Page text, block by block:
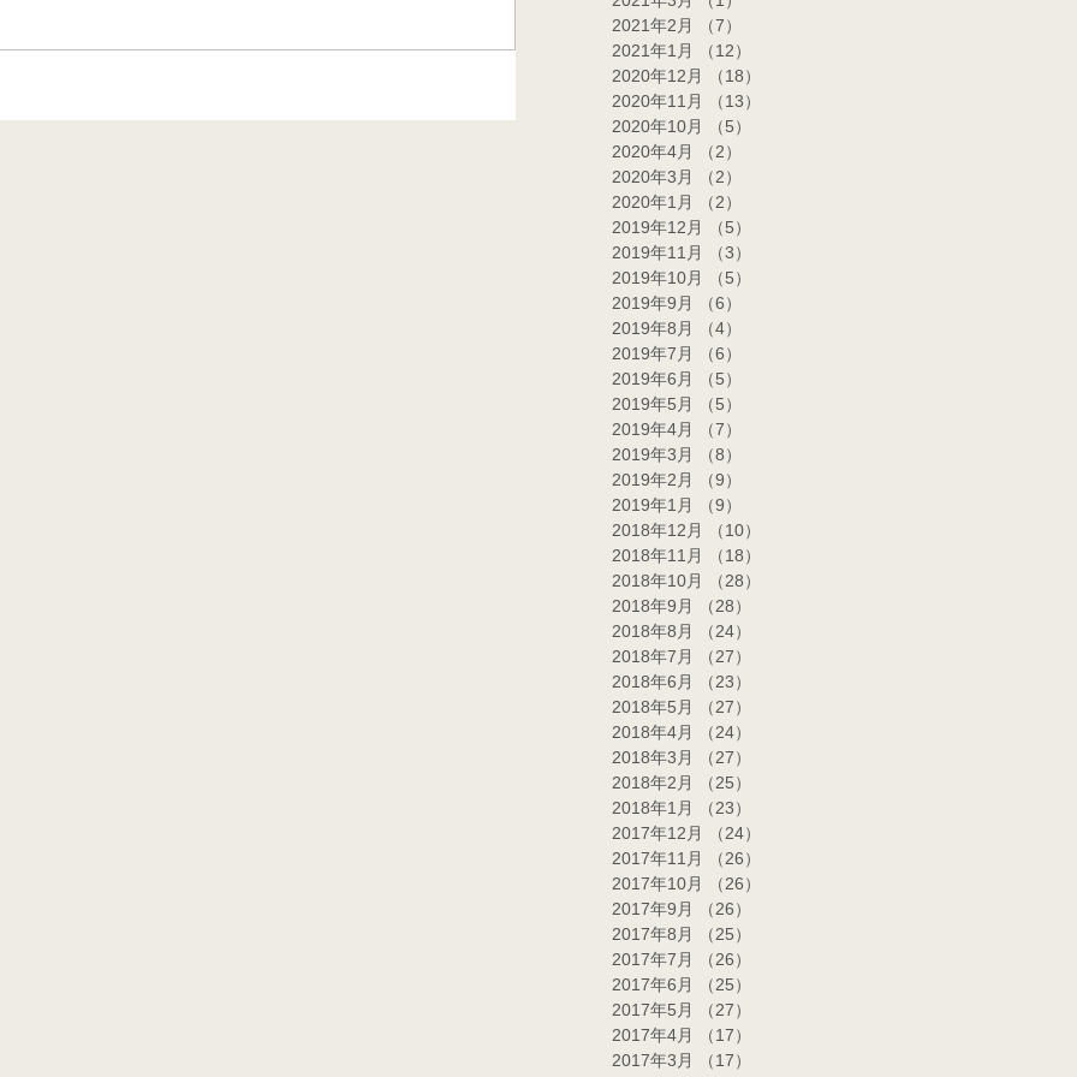
2021年2月
（7）
2021年1月
（12）
2020年12月
（18）
2020年11月
（13）
2020年10月
（5）
2020年4月
（2）
2020年3月
（2）
2020年1月
（2）
2019年12月
（5）
2019年11月
（3）
2019年10月
（5）
2019年9月
（6）
2019年8月
（4）
2019年7月
（6）
2019年6月
（5）
2019年5月
（5）
2019年4月
（7）
2019年3月
（8）
2019年2月
（9）
2019年1月
（9）
2018年12月
（10）
2018年11月
（18）
2018年10月
（28）
2018年9月
（28）
2018年8月
（24）
2018年7月
（27）
2018年6月
（23）
2018年5月
（27）
2018年4月
（24）
2018年3月
（27）
2018年2月
（25）
2018年1月
（23）
2017年12月
（24）
2017年11月
（26）
2017年10月
（26）
2017年9月
（26）
2017年8月
（25）
2017年7月
（26）
2017年6月
（25）
2017年5月
（27）
2017年4月
（17）
2017年3月
（17）